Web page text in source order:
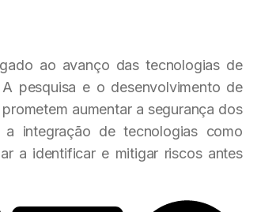
ao avanço das tecnologias de
pesquisa e o desenvolvimento de
aumentar a segurança dos
integração de tecnologias como
a identificar e mitigar riscos antes